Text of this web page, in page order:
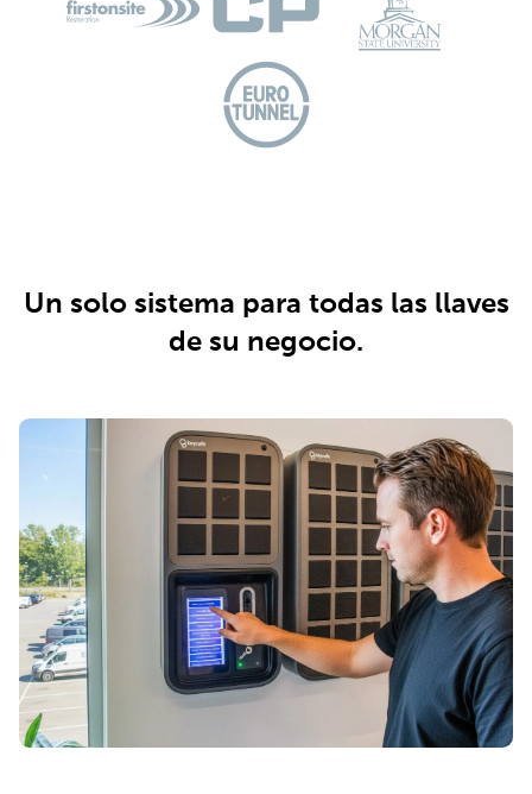
Un solo sistema para todas las llaves
de su negocio.